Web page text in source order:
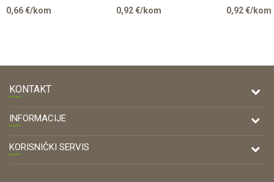
0,66€/kom
0,92€/kom
0,92€/kom
KONTAKT
DRVONA D.O.O.
Antuna Mihanovića 7,
47000 Karlovac
INFORMACIJE
O nama
KORISNIČKI SERVIS